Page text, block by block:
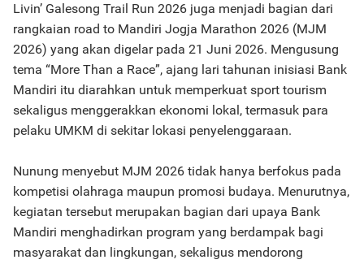
Livin’ Galesong Trail Run 2026 juga menjadi bagian dari
rangkaian road to Mandiri Jogja Marathon 2026 (MJM
2026) yang akan digelar pada 21 Juni 2026. Mengusung
tema “More Than a Race”, ajang lari tahunan inisiasi Bank
Mandiri itu diarahkan untuk memperkuat sport tourism
sekaligus menggerakkan ekonomi lokal, termasuk para
pelaku UMKM di sekitar lokasi penyelenggaraan.
Nunung menyebut MJM 2026 tidak hanya berfokus pada
kompetisi olahraga maupun promosi budaya. Menurutnya,
kegiatan tersebut merupakan bagian dari upaya Bank
Mandiri menghadirkan program yang berdampak bagi
masyarakat dan lingkungan, sekaligus mendorong